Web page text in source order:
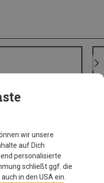
wir unsere
auf Dich
personalisierte
schließt ggf. die
in den USA ein.